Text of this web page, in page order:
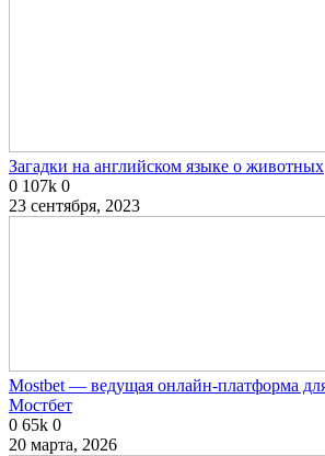
Загадки на английском языке о животных
0 107k 0
23 сентября, 2023
Mostbet — ведущая онлайн-платформа
Мостбет
0 65k 0
20 марта, 2026